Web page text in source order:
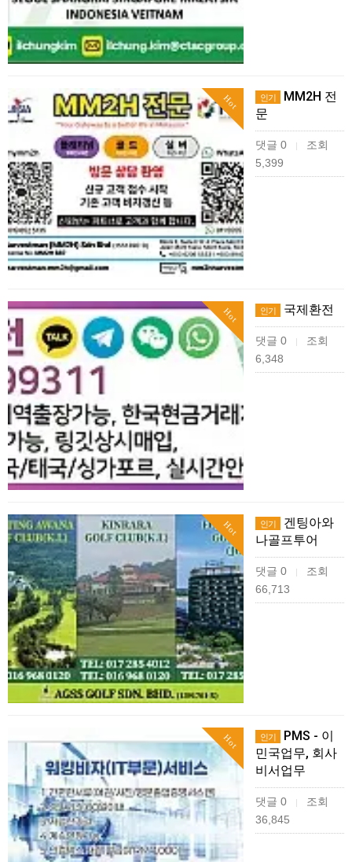
Hot 인기
MM2H 전
문
댓글 0 |
조회
5,399
Hot 인기 국제환전
댓글 0 |
조회
6,348
Hot 인기
겐팅아와
나골프투어
댓글 0 |
조회
66,713
Hot 인기
PMS - 이
민국업무, 회사
비서업무
댓글 0 |
조회
36,845